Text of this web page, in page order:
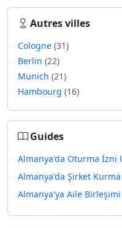
Autres villes
Cologne (31)
Berlin (22)
Munich (21)
Hambourg (16)
Guides
Almanya'da Oturma İzni
Almanya'da Şirket
Almanya'ya Aile Birleşimi